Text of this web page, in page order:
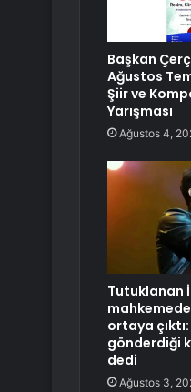
Başkan
Ağustos
Şiir ve
Yarışması
Ağustos 4,
Tutuklanan
ortaya
gönderdiği
dedi
Ağustos 3,